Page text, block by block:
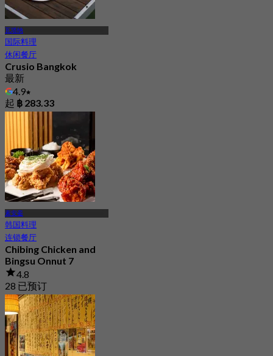
瓦塔纳
国际料理
休闲餐厅
Crusio Bangkok
最新
4.9
起 ฿ 283.33
素安銮
韩国料理
连锁餐厅
Chibing Chicken and
Bingsu Onnut 7
4.8
28 已预订
起฿ 295